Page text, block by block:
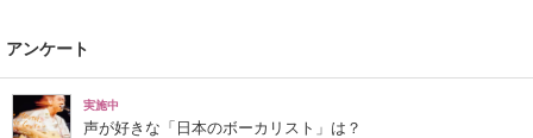
アンケート
実施中
声が好きな「日本のボーカリスト」は？